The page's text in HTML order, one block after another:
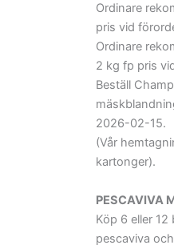
Ordinare
pris vid
Ordinare
2 kg fp pris
Beställ
2026-02-15.
(Vår
kartonger).
PESCAVIVA
Köp 6 eller
pescaviva